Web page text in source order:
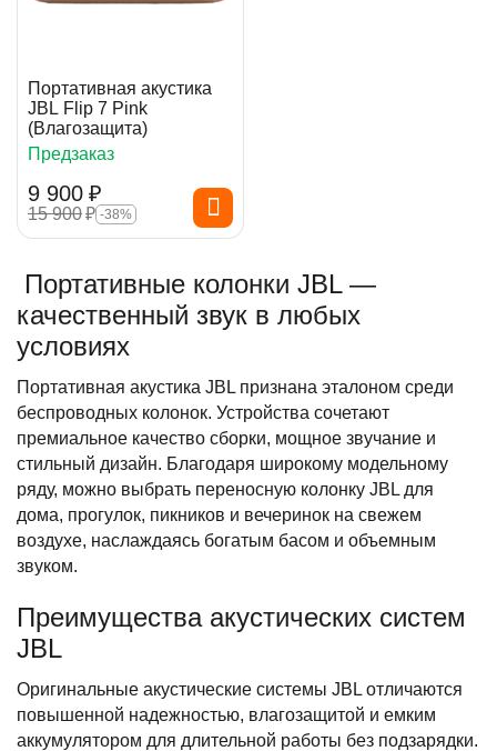
Портативная акустика
JBL Flip 7 Pink
(Влагозащита)
Предзаказ
9 900 ₽
15 900₽ -38%
Портативные колонки JBL —
качественный звук в любых
условиях
Портативная акустика JBL признана эталоном среди
беспроводных колонок. Устройства сочетают
премиальное качество сборки, мощное звучание и
стильный дизайн. Благодаря широкому модельному
ряду, можно выбрать переносную колонку JBL для
дома, прогулок, пикников и вечеринок на свежем
воздухе, наслаждаясь богатым басом и объемным
звуком.
Преимущества акустических систем
JBL
Оригинальные акустические системы JBL отличаются
повышенной надежностью, влагозащитой и емким
аккумулятором для длительной работы без подзарядки.